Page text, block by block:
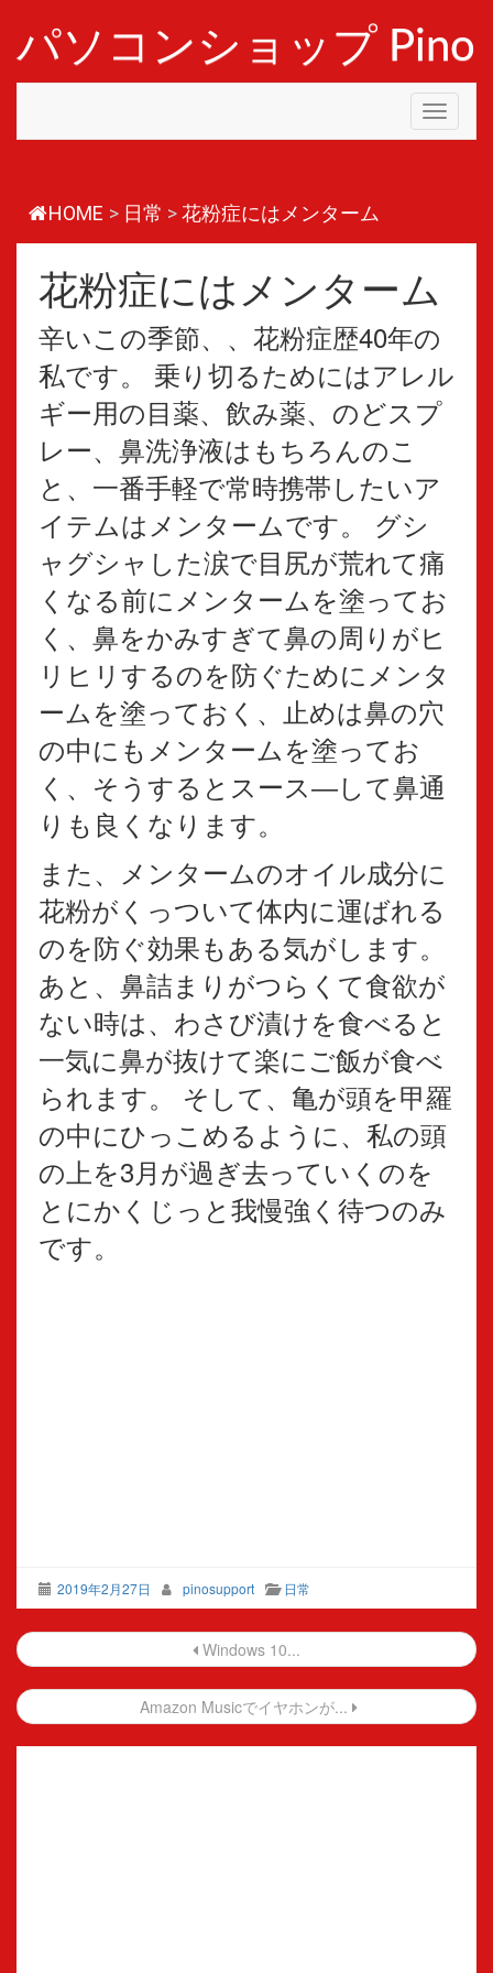
パソコンショップ Pino
Toggle
HOME > 日常 >花粉症にはメンターム
花粉症にはメンターム
辛いこの季節、、花粉症歴40年の
私です。 乗り切るためにはアレル
ギー用の目薬、飲み薬、のどスプ
レー、鼻洗浄液はもちろんのこ
と、一番手軽で常時携帯したいア
イテムはメンタームです。 グシ
ャグシャした涙で目尻が荒れて痛
くなる前にメンタームを塗ってお
く、鼻をかみすぎて鼻の周りがヒ
リヒリするのを防ぐためにメンタ
ームを塗っておく、止めは鼻の穴
の中にもメンタームを塗ってお
く、そうするとスース―して鼻通
りも良くなります。
また、メンタームのオイル成分に
花粉がくっついて体内に運ばれる
のを防ぐ効果もある気がします。
あと、鼻詰まりがつらくて食欲が
ない時は、わさび漬けを食べると
一気に鼻が抜けて楽にご飯が食べ
られます。 そして、亀が頭を甲羅
の中にひっこめるように、私の頭
の上を3月が過ぎ去っていくのを
とにかくじっと我慢強く待つのみ
です。
2019年2月27日 pinosupport 日常
投
稿
ナ
ビ
Windows 10...
Amazon Musicでイヤホンが...